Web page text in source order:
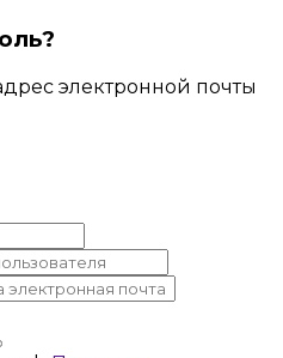
электронной почты